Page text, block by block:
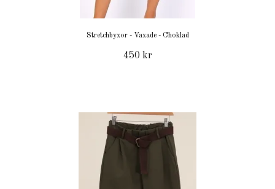
Stretchbyxor - Vaxade - Choklad
450 kr